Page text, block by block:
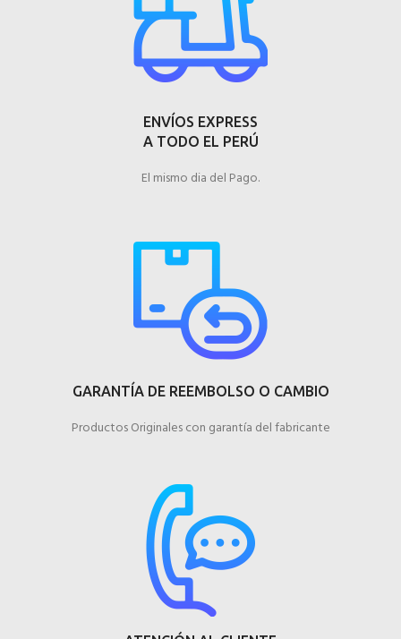
ENVÍOS EXPRESS
A TODO EL PERÚ
El mismo dia del Pago.
GARANTÍA DE REEMBOLSO O CAMBIO
Productos Originales con garantía del fabricante